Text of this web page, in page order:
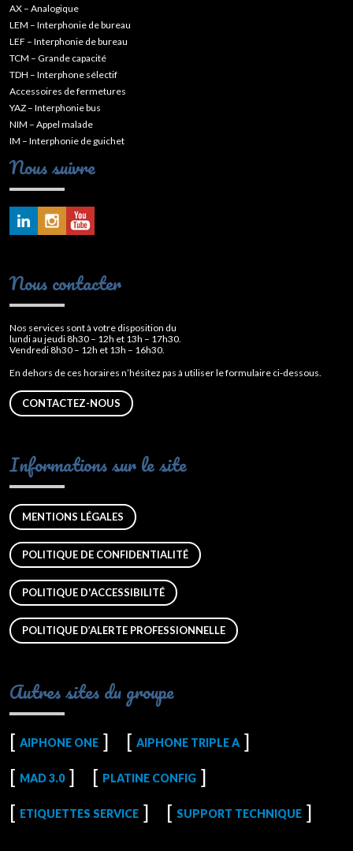
AX – Analogique
LEM – Interphonie de bureau
LEF – Interphonie de bureau
TCM – Grande capacité
TDH – Interphone sélectif
Accessoires de fermetures
YAZ – Interphonie bus
NIM – Appel malade
IM – Interphonie de guichet
Nous suivre
Nous contacter
Nos services sont à votre disposition du
lundi au jeudi 8h30 – 12h et 13h – 17h30.
Vendredi 8h30 – 12h et 13h – 16h30.
En dehors de ces horaires n’hésitez pas à utiliser le formulaire ci-dessous.
CONTACTEZ-NOUS
Informations sur le site
MENTIONS LÉGALES
POLITIQUE DE CONFIDENTIALITÉ
POLITIQUE D'ACCESSIBILITÉ
POLITIQUE D’ALERTE PROFESSIONNELLE
Autres sites du groupe
AIPHONE ONE AIPHONE TRIPLE A
MAD 3.0 PLATINE CONFIG
ETIQUETTES SERVICE SUPPORT TECHNIQUE